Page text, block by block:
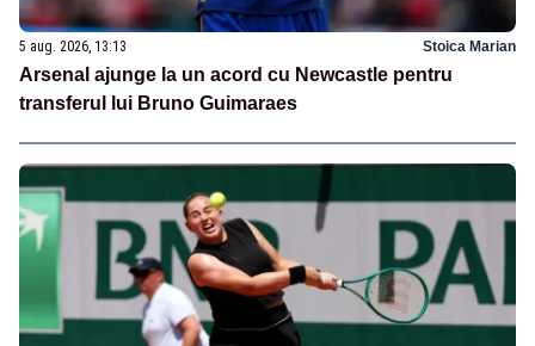
5 aug. 2026, 13:13 Stoica Marian
Arsenal ajunge la un acord cu Newcastle pentru
transferul lui Bruno Guimaraes